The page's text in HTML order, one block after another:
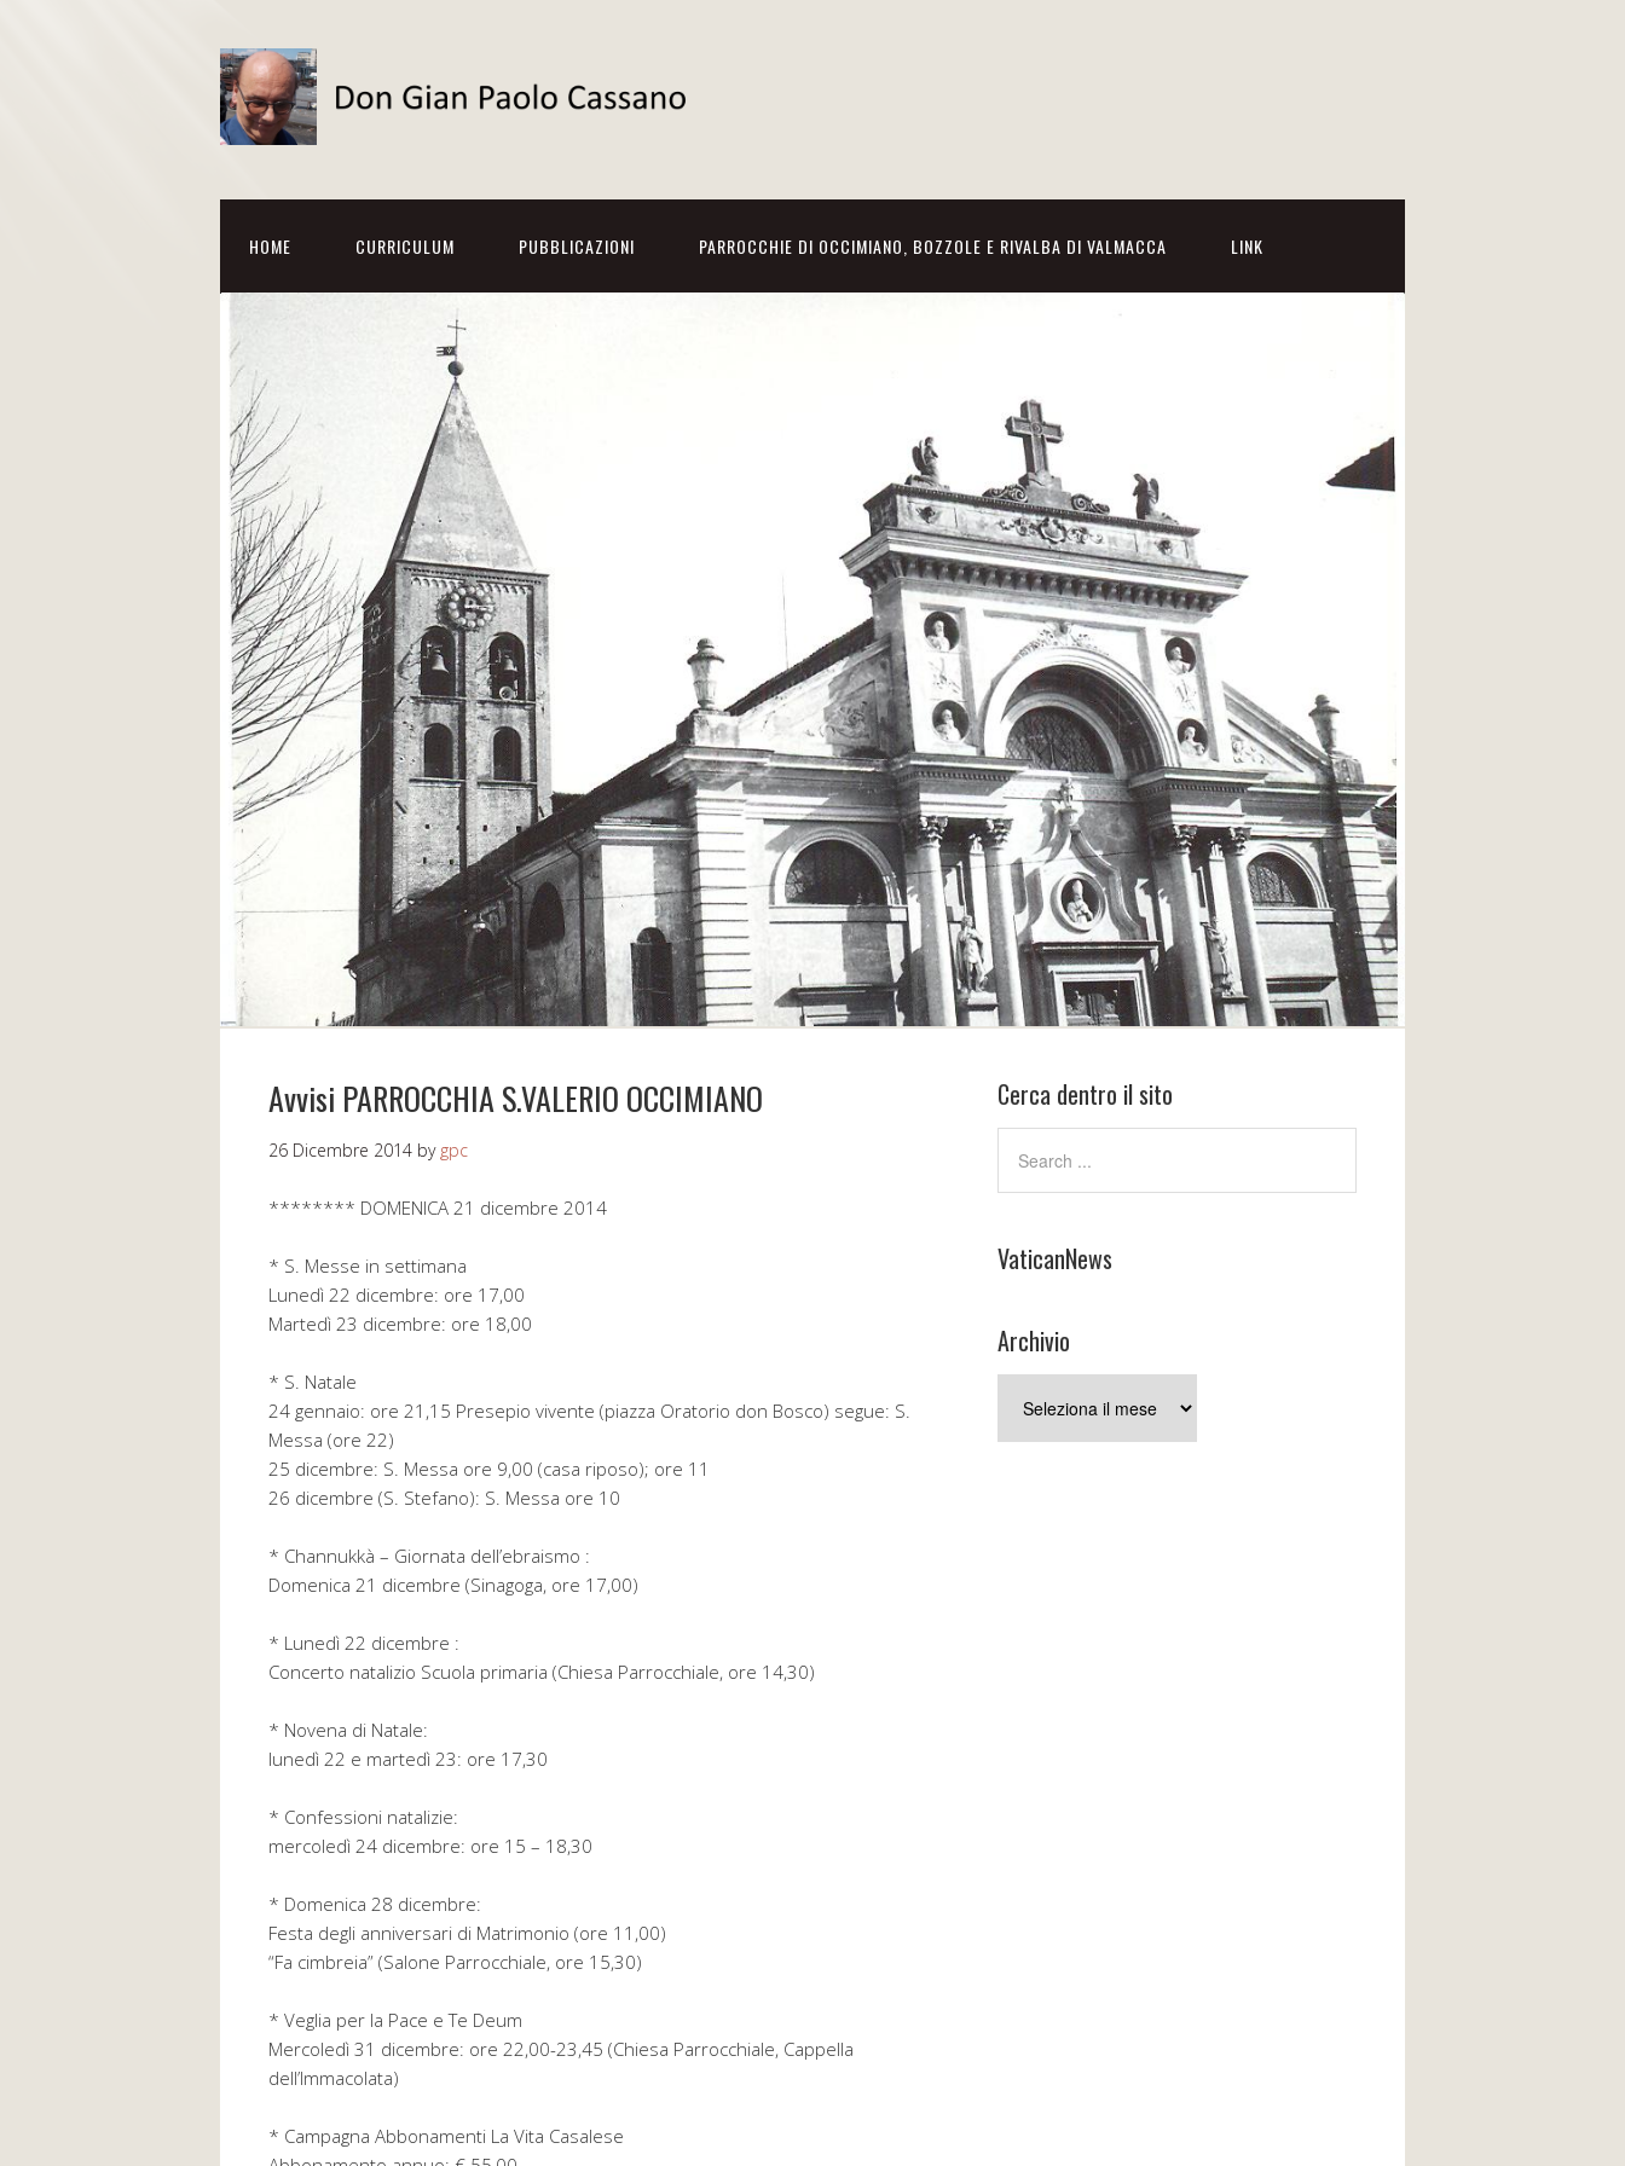
HOME CURRICULUM PUBBLICAZIONI PARROCCHIE DI OCCIMIANO, BOZZOLE E RIVALBA DI VALMACCA LINK
Avvisi PARROCCHIA S.VALERIO OCCIMIANO
26 Dicembre 2014 by gpc
******** DOMENICA 21 dicembre 2014
* S. Messe in settimana
Lunedì 22 dicembre: ore 17,00
Martedì 23 dicembre: ore 18,00
* S. Natale
24 gennaio: ore 21,15 Presepio vivente (piazza Oratorio don Bosco) segue: S.
Messa (ore 22)
25 dicembre: S. Messa ore 9,00 (casa riposo); ore 11
26 dicembre (S. Stefano): S. Messa ore 10
* Channukkà – Giornata dell’ebraismo :
Domenica 21 dicembre (Sinagoga, ore 17,00)
* Lunedì 22 dicembre :
Concerto natalizio Scuola primaria (Chiesa Parrocchiale, ore 14,30)
* Novena di Natale:
lunedì 22 e martedì 23: ore 17,30
* Confessioni natalizie:
mercoledì 24 dicembre: ore 15 – 18,30
* Domenica 28 dicembre:
Festa degli anniversari di Matrimonio (ore 11,00)
“Fa cimbreia” (Salone Parrocchiale, ore 15,30)
* Veglia per la Pace e Te Deum
Mercoledì 31 dicembre: ore 22,00-23,45 (Chiesa Parrocchiale, Cappella
dell’Immacolata)
* Campagna Abbonamenti La Vita Casalese
Cerca dentro il sito
VaticanNews
Archivio